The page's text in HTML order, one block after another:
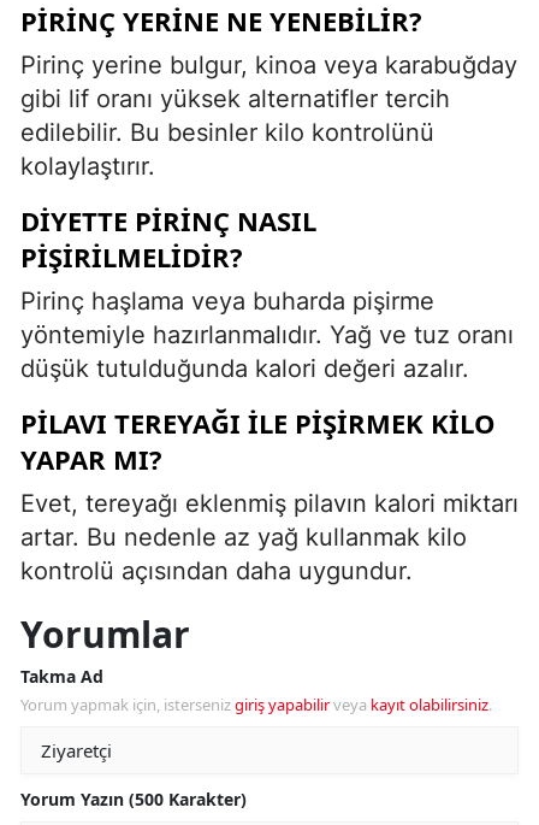
PIRINÇ YERINE NE YENEBILIR?
Pirinç yerine bulgur, kinoa veya karabuğday
gibi lif oranı yüksek alternatifler tercih
edilebilir. Bu besinler kilo kontrolünü
kolaylaştırır.
DIYETTE PIRINÇ NASIL
PIŞIRILMELIDIR?
Pirinç haşlama veya buharda pişirme
yöntemiyle hazırlanmalıdır. Yağ ve tuz oranı
düşük tutulduğunda kalori değeri azalır.
PILAVI TEREYAĞI ILE PIŞIRMEK KILO
YAPAR MI?
Evet, tereyağı eklenmiş pilavın kalori miktarı
artar. Bu nedenle az yağ kullanmak kilo
kontrolü açısından daha uygundur.
Yorumlar
Takma Ad
Yorum yapmak için, istersenizgiriş yapabilirveya kayıt olabilirsiniz.
Yorum Yazın (500 Karakter)